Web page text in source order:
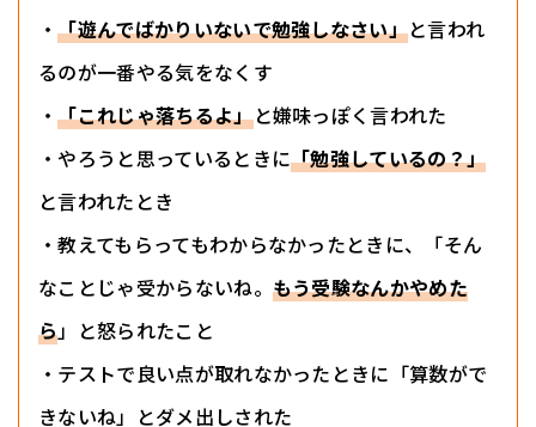
・「遊んでばかりいないで勉強しなさい」と言われ
るのが一番やる気をなくす
・「これじゃ落ちるよ」と嫌味っぽく言われた
・やろうと思っているときに「勉強しているの？」
と言われたとき
・教えてもらってもわからなかったときに、「そん
なことじゃ受からないね。 もう受験なんかやめた
ら」と怒られたこと
・テストで良い点が取れなかったときに「算数がで
きないね」とダメ出しされた